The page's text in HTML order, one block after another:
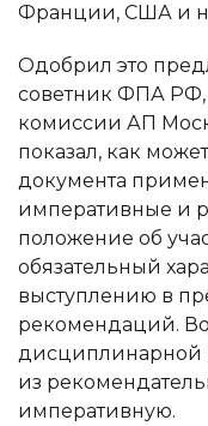
Франции, США и
Одобрил это
советник ФПА
комиссии АП
показал, как
документа
императивные и
положение об
обязательный
выступлению в
рекомендаций.
дисциплинарной
из
императивную.
Выберите
Выберите